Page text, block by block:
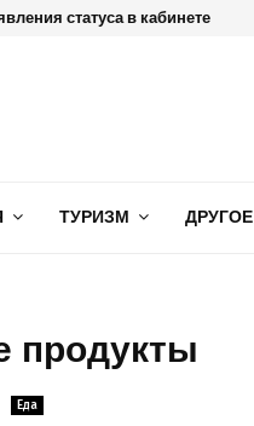
статуса в кабинете
ТУРИЗМ ДРУГОЕ
продукты
Еда